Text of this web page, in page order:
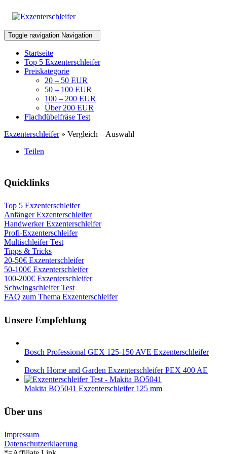
Toggle navigation Navigation
Startseite
Top 5 Exzenterschleifer
Preiskategorie
20 – 50 EUR
50 – 100 EUR
100 – 200 EUR
Über 200 EUR
Flachdübelfräse Test
Exzenterschleifer» Vergleich – Auswahl
Teilen
Quicklinks
Top 5 Exzenterschleifer
Anfänger Exzenterschleifer
Handwerker Exzenterschleifer
Profi-Exzenterschleifer
Multischleifer Test
Tipps & Tricks
20-50€ Exzenterschleifer
50-100€ Exzenterschleifer
100-200€ Exzenterschleifer
Schwingschleifer Test
FAQ zum Thema Exzenterschleifer
Unsere Empfehlung
Bosch Professional GEX 125-150 AVE Exzenterschleifer
Bosch Home and Garden Exzenterschleifer PEX 400 AE
Makita BO5041 Exzenterschleifer 125 mm
Über uns
Impressum
Datenschutzerklaerung